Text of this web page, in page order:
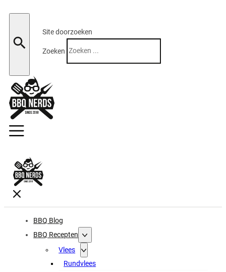
Site doorzoeken
Zoeken
BBQ Blog
BBQ Recepten
Vlees
Rundvlees